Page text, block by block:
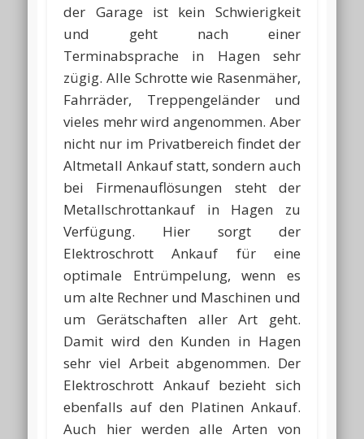
der Garage ist kein Schwierigkeit
und geht nach einer
Terminabsprache in Hagen sehr
zügig. Alle Schrotte wie Rasenmäher,
Fahrräder, Treppengeländer und
vieles mehr wird angenommen. Aber
nicht nur im Privatbereich findet der
Altmetall Ankauf statt, sondern auch
bei Firmenauflösungen steht der
Metallschrottankauf in Hagen zu
Verfügung. Hier sorgt der
Elektroschrott Ankauf für eine
optimale Entrümpelung, wenn es
um alte Rechner und Maschinen und
um Gerätschaften aller Art geht.
Damit wird den Kunden in Hagen
sehr viel Arbeit abgenommen. Der
Elektroschrott Ankauf bezieht sich
ebenfalls auf den Platinen Ankauf.
Auch hier werden alle Arten von